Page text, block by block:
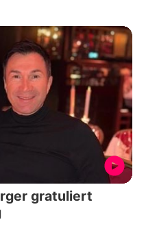
gratuliert